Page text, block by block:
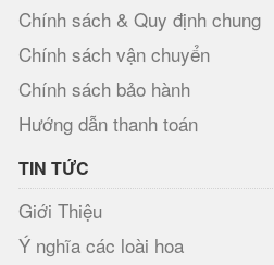
Chính sách & Quy định chung
Chính sách vận chuyển
Chính sách bảo hành
Hướng dẫn thanh toán
TIN TỨC
Giới Thiệu
Ý nghĩa các loài hoa